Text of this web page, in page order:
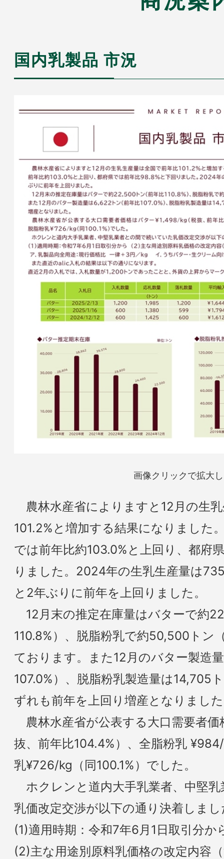
国内乳製品 市況
画像クリックで拡大
農林水産省によりますと12月の生
101.2%と増加する結果になりました
では前年比約103.0%と上回り、都府
りました。2024年の生乳生産量は
と2年ぶりに前年を上回りました。
12月末の推定在庫量はバターで約
110.8%）、脱脂粉乳で約50,500トン
ております。また12月のバター製造
107.0%）、脱脂粉乳製造量は14,705
ずれも前年を上回り増産となりまし
農林水産省が公表する大口需要者
抜、前年比104.4%）、全脂粉乳
乳¥726/kg（同100.1%）でした。
ホクレンと道内大手乳業者、中堅
乳価改定交渉が以下の通り決着しま
(1)適用時期：令和7年6月1日取引分
(2)主な用途別原料乳価格の改定内容